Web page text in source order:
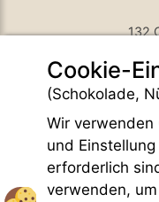
132
GPS
GPS
E-mail :
Tél :
France
Cookie-
(Schokolade,
Wir
und
erforderlich
verwenden,